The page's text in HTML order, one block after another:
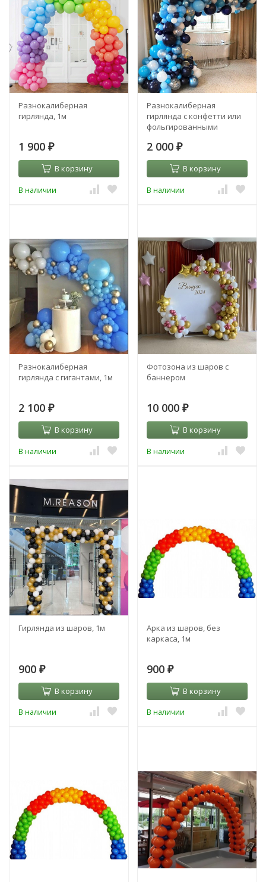
Разнокалиберная
гирлянда, 1м
1 900 ₽
В корзину
В наличии
Разнокалиберная
гирлянда с конфетти или
фольгированными
2 000 ₽
В корзину
В наличии
Разнокалиберная
гирлянда с гигантами, 1м
2 100 ₽
В корзину
В наличии
Фотозона из шаров с
баннером
10 000 ₽
В корзину
В наличии
Гирлянда из шаров, 1м
900 ₽
В корзину
В наличии
Арка из шаров, без
каркаса, 1м
900 ₽
В корзину
В наличии